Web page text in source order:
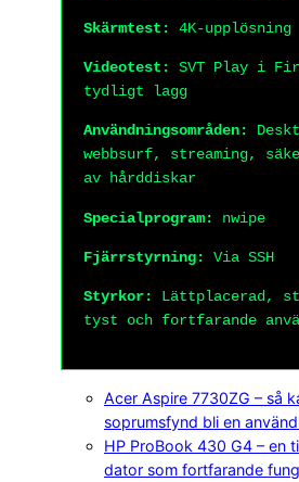
Skärmtest: 4K-upplösning
Videotest:
SVT Play i
tydligt lagg
Användningsområden:
webbsurf, streaming,
av hårddiskar
Specialprogram: nwipe
Fjärrstyrning: Via SSH
Styrkor:
Lättplacerad,
tyst och fortfarande
Acer Aspire 7730ZG – så
soprumsfynd bli en
HP ProBook 430 G4 – en
dator som fortfarande